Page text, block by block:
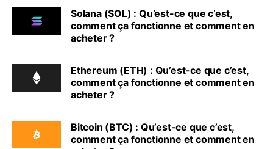
Solana (SOL) : Qu’est-ce que c’est,
comment ça fonctionne et comment en
acheter ?
Ethereum (ETH) : Qu’est-ce que c’est,
comment ça fonctionne et comment en
acheter ?
Bitcoin (BTC) : Qu’est-ce que c’est,
comment ça fonctionne et comment en